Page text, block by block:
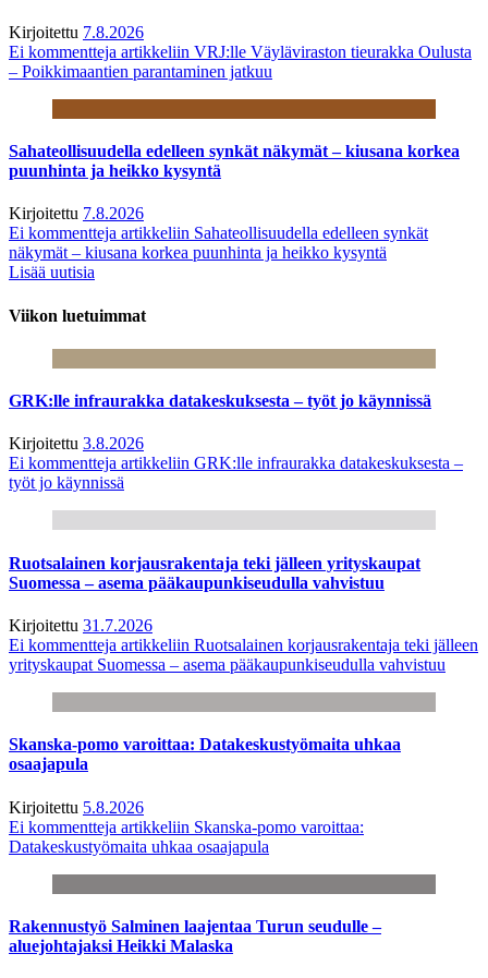
Kirjoitettu 7.8.2026
Ei kommentteja artikkeliin VRJ:lle Väyläviraston tieurakka Oulusta
– Poikkimaantien parantaminen jatkuu
Sahateollisuudella edelleen synkät näkymät – kiusana korkea
puunhinta ja heikko kysyntä
Kirjoitettu 7.8.2026
Ei kommentteja artikkeliin Sahateollisuudella edelleen synkät
näkymät – kiusana korkea puunhinta ja heikko kysyntä
Lisää uutisia
Viikon luetuimmat
GRK:lle infraurakka datakeskuksesta – työt jo käynnissä
Kirjoitettu 3.8.2026
Ei kommentteja artikkeliin GRK:lle infraurakka datakeskuksesta –
työt jo käynnissä
Ruotsalainen korjausrakentaja teki jälleen yrityskaupat
Suomessa – asema pääkaupunkiseudulla vahvistuu
Kirjoitettu 31.7.2026
Ei kommentteja artikkeliin Ruotsalainen korjausrakentaja teki jälleen
yrityskaupat Suomessa – asema pääkaupunkiseudulla vahvistuu
Skanska-pomo varoittaa: Datakeskustyömaita uhkaa
osaajapula
Kirjoitettu 5.8.2026
Ei kommentteja artikkeliin Skanska-pomo varoittaa:
Datakeskustyömaita uhkaa osaajapula
Rakennustyö Salminen laajentaa Turun seudulle –
aluejohtajaksi Heikki Malaska